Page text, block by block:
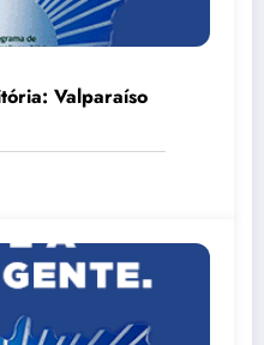
Valparaíso